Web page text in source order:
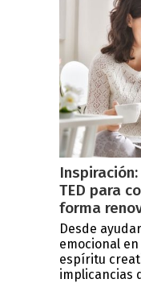
TED para
forma
Desde
emocional
espíritu
implicancias